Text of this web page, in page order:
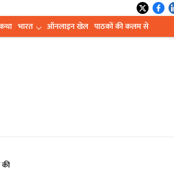
भारत ऑनलाइन खेल पाठकों की कलम से